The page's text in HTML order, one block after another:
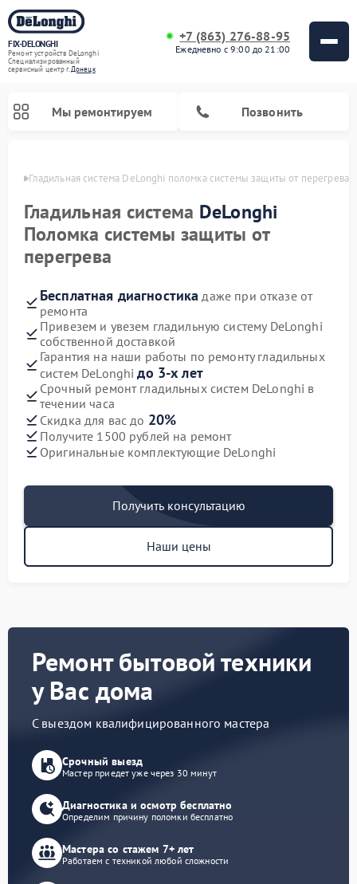
FIX-DELONGHI
Ремонт устройств DeLonghi
Специализированный
cервисный центр г.Донецк
+7 (863) 276-88-95
Ежедневно с 9:00 до 21:00
Мы ремонтируем Позвонить
Гладильная система DeLonghi поломка системы защиты от перегрева
Гладильная система DeLonghi
Поломка системы защиты от
перегрева
Бесплатная диагностика даже при отказе от
ремонта
Привезем и увезем гладильную систему DeLonghi
собственной доставкой
Гарантия на наши работы по ремонту гладильных
систем DeLonghiдо 3-х лет
Срочный ремонт гладильных систем DeLonghi в
течении часа
Скидка для вас до 20%
Получите 1500 рублей на ремонт
Оригинальные комплектующие DeLonghi
Получить консультацию
Наши цены
Ремонт бытовой техники
у Вас дома
С выездом квалифицированного мастера
Срочный выезд
Мастер приедет уже через 30 минут
Диагностика и осмотр бесплатно
Определим причину поломки бесплатно
Мастера со стажем 7+ лет
Работаем с техникой любой сложности